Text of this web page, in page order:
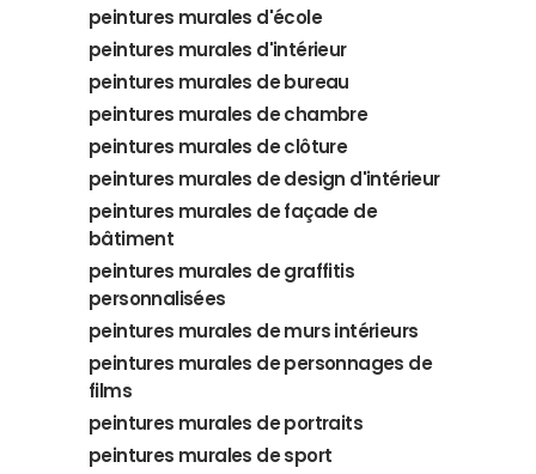
peintures murales d'école
peintures murales d'intérieur
peintures murales de bureau
peintures murales de chambre
peintures murales de clôture
peintures murales de design d'intérieur
peintures murales de façade de
bâtiment
peintures murales de graffitis
personnalisées
peintures murales de murs intérieurs
peintures murales de personnages de
films
peintures murales de portraits
peintures murales de sport